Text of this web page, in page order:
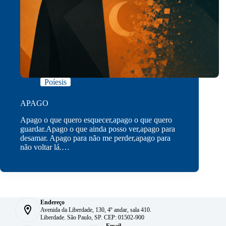
Poíesis
APAGO
Apago o que quero esquecer,apago o que quero
guardar.Apago o que ainda posso ver,apago para
desamar. Apago para não me perder,apago para
não voltar lá.…
Endereço
Avenida da Liberdade, 130, 4º andar, sala 410.
Liberdade. São Paulo, SP. CEP: 01502-900